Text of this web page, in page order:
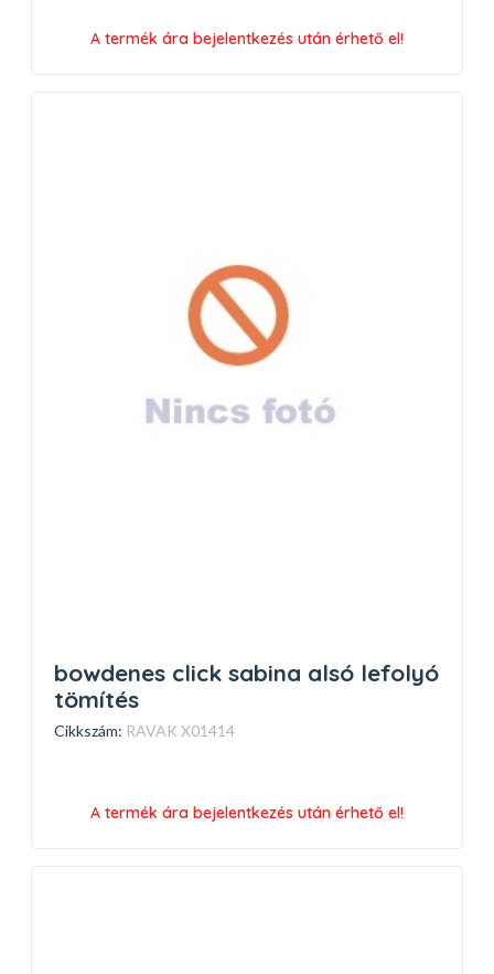
A termék ára bejelentkezés után érhető el!
bowdenes click sabina alsó lefolyó
tömítés
Cikkszám: RAVAK X01414
A termék ára bejelentkezés után érhető el!